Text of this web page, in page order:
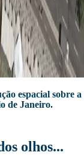
espacial sobre a
de Janeiro.
olhos...